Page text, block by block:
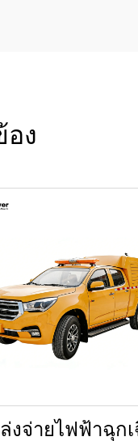
อง
งจ่ายไฟฟ้าฉุก